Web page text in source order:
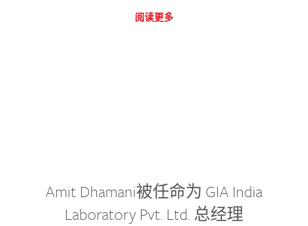
阅读更多
Amit Dhamani被任命为 GIA India
Laboratory Pvt. Ltd. 总经理